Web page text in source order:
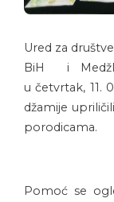
Ured za
BiH i
u četvrtak, 11.
džamije
porodicama.
Pomoć se